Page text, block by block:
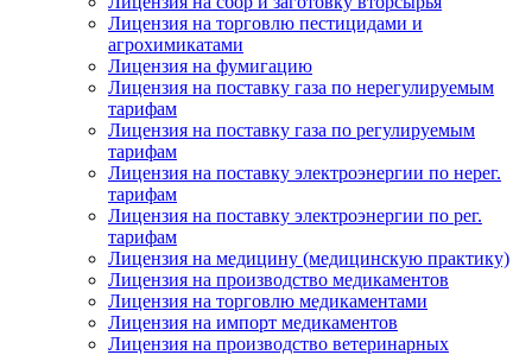
Лицензия на торговлю пестицидами и
агрохимикатами
Лицензия на фумигацию
Лицензия на поставку газа по нерегулируемым
тарифам
Лицензия на поставку газа по регулируемым
тарифам
Лицензия на поставку электроэнергии по нерег.
тарифам
Лицензия на поставку электроэнергии по рег.
тарифам
Лицензия на медицину (медицинскую практику)
Лицензия на производство медикаментов
Лицензия на торговлю медикаментами
Лицензия на импорт медикаментов
Лицензия на производство ветеринарных